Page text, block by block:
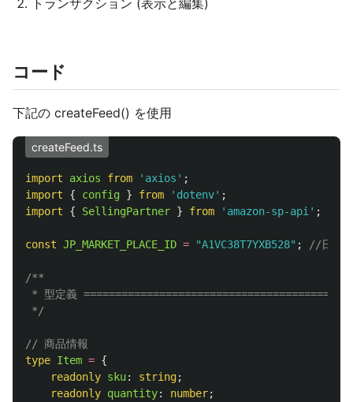
トランザクション (表示と編集)
コード
下記の createFeed() を使用
createFeed.ts
import axios from ' axios ' ;
import
{ config } from ' dotenv' ;
import
{ SellingPartner } from ' amazon-sp-api ' ;
const JP_MARKET_PLACE_ID = "A1VC38T7YXB528" ; //日本
/**
* 型定義
*/
// 商品情報
type Item = {
readonly sku: string;
readonly quantity: number;